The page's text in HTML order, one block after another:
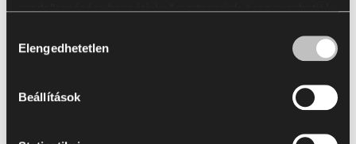
rendelkezésére bocsátjuk. A partnereink összevonhatják
szolgáltatásaik igénybevétele során szerzett egyéb
adatokkal. A statisztikai, marketing és a felhasználói
preferenciákra vonatkozó cookie fájlok használatához az
Ön hozzájárulása szükséges, amit az „Összes
módosítani szeretné a hozzájárulásait, kattintson az
kiválasztása
Elengedhetetlen
Beállítások
Packshots Arrangement 2D & 3D BIM